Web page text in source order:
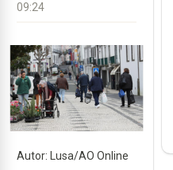
09:24
Autor: Lusa/AO Online